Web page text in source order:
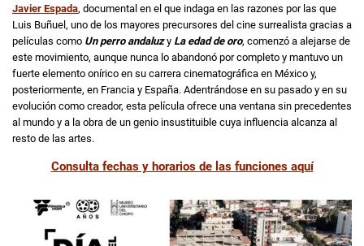
Javier Espada, documental en el que indaga en las razones por las que
Luis Buñuel, uno de los mayores precursores del cine surrealista gracias a
películas como Un perro andaluzy La edad de oro, comenzó a alejarse de
este movimiento, aunque nunca lo abandonó por completo y mantuvo un
fuerte elemento onírico en su carrera cinematográfica en México y,
posteriormente, en Francia y España. Adentrándose en su pasado y en su
evolución como creador, esta película ofrece una ventana sin precedentes
al mundo y a la obra de un genio insustituible cuya influencia alcanza al
resto de las artes.
Consulta fechas y horarios de las funciones aquí